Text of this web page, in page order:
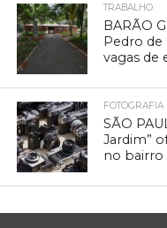
TRABALHO
BARÃO
Pedro de
vagas de
FOTOGRAFIA
SÃO
Jardim”
no bairro